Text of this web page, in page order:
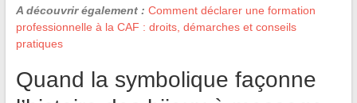
A découvrir également : Comment déclarer une formation
professionnelle à la CAF : droits, démarches et conseils
pratiques
Quand la symbolique façonne